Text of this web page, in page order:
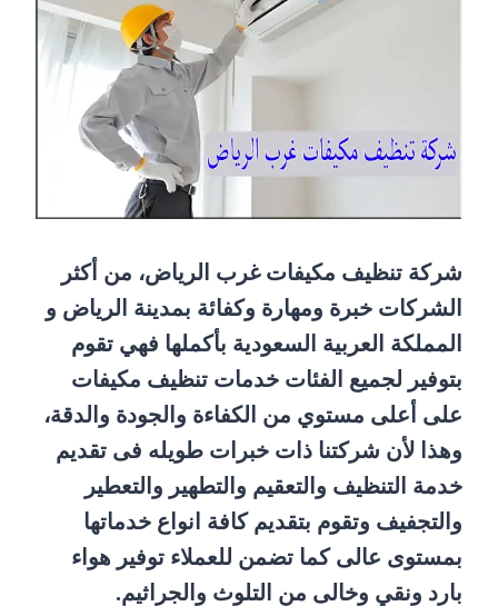
شركة تنظيف مكيفات غرب الرياض، من أكثر
الشركات خبرة ومهارة وكفائة بمدينة الرياض و
المملكة العربية السعودية بأكملها فهي تقوم
بتوفير لجميع الفئات خدمات تنظيف مكيفات
على أعلى مستوي من الكفاءة والجودة والدقة،
وهذا لأن شركتنا ذات خبرات طويله فى تقديم
خدمة التنظيف والتعقيم والتطهير والتعطير
والتجفيف وتقوم بتقديم كافة انواع خدماتها
بمستوى عالى كما تضمن للعملاء توفير هواء
بارد ونقي وخالى من التلوث والجراثيم.